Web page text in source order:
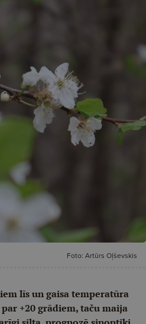
Foto: Artūrs Oļševskis
līs un gaisa temperatūra
+20 grādiem, taču maija